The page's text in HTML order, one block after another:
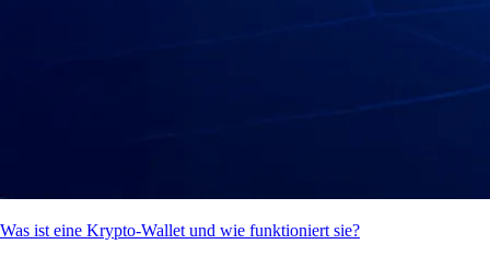
Was ist eine Krypto-Wallet und wie funktioniert sie?